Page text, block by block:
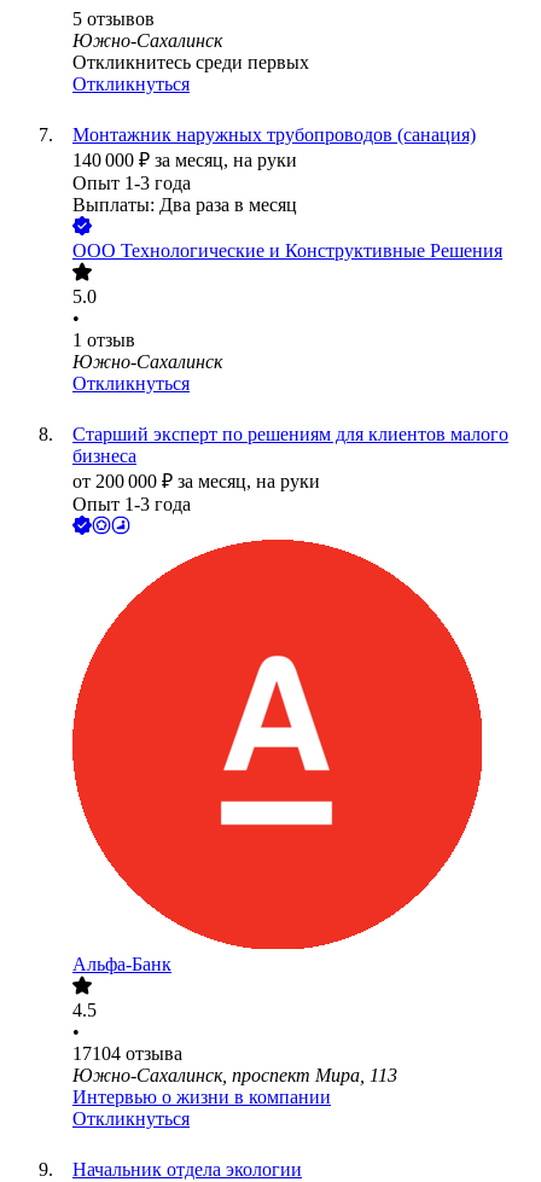
5 отзывов
Южно-Сахалинск
Откликнитесь среди первых
Откликнуться
Монтажник наружных трубопроводов (санация)
140 000 ₽ за месяц, на руки
Опыт 1-3 года
Выплаты: Два раза в месяц
ООО Технологические и Конструктивные Решения
5.0
•
1 отзыв
Южно-Сахалинск
Откликнуться
Старший эксперт по решениям для клиентов малого
бизнеса
от 200 000 ₽ за месяц, на руки
Опыт 1-3 года
Альфа-Банк
4.5
•
17104 отзыва
Южно-Сахалинск, проспект Мира, 113
Интервью о жизни в компании
Откликнуться
Начальник отдела экологии